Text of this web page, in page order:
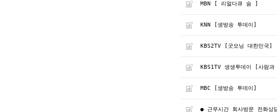
MBN [ 리얼다큐 숨 ]
KNN [생방송 투데이]
KBS2TV [굿모닝 대한민국]
KBS1TV 생생투데이 [사람
MBC [생방송 투데이]
● 근무시간 회사방문 전화